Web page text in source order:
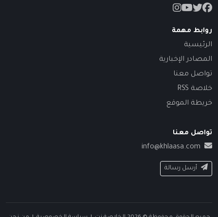
روابط مهمة
الرئيسية
المصادر الإخبارية
تواصل معنا
خلاصة RSS
خريطة الموقع
تواصل معنا
info@khlaasa.com
أرسل رسالة